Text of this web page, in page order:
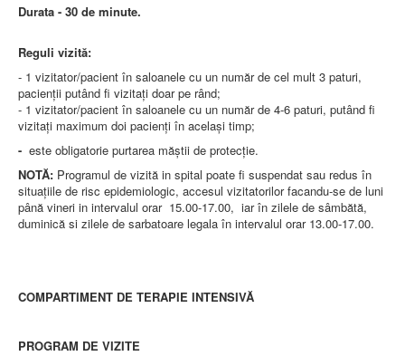
Durata - 30 de minute.
Reguli vizită:
- 1 vizitator/pacient în saloanele cu un număr de cel mult 3 paturi,
pacienţii putând fi vizitaţi doar pe rând;
- 1 vizitator/pacient în saloanele cu un număr de 4-6 paturi, putând fi
vizitaţi maximum doi pacienţi în acelaşi timp;
- este obligatorie purtarea măștii de protecție.
NOTĂ: Programul de vizită in spital poate fi suspendat sau redus în
situaţiile de risc epidemiologic, accesul vizitatorilor facandu-se de luni
până vineri in intervalul orar 15.00-17.00, iar în zilele de sâmbătă,
duminică si zilele de sarbatoare legala în intervalul orar 13.00-17.00.
COMPARTIMENT DE TERAPIE INTENSIVĂ
PROGRAM DE VIZITE